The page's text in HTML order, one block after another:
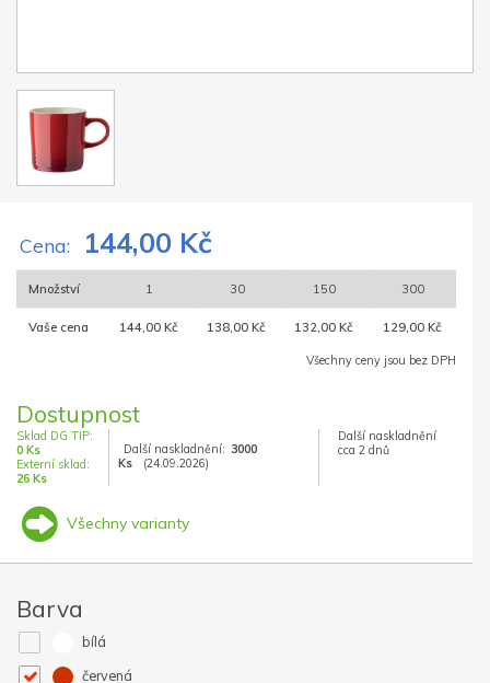
Cena: 144,00 Kč
Množství 1 30 150 300
Vaše cena 144,00 Kč 138,00 Kč 132,00 Kč 129,00 Kč
Všechny ceny jsou bez DPH
Dostupnost
Sklad DG TIP:
0 Ks
Externí sklad:
26 Ks
Další naskladnění: 3000
Ks
(24.09.2026)
Další naskladnění
cca 2 dnů
Všechny varianty
Barva
bílá
červená